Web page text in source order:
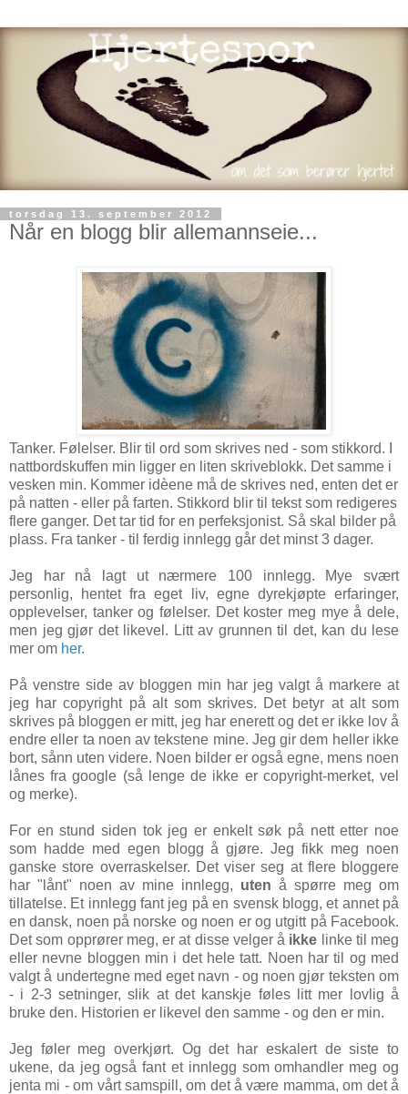
torsdag 13. september 2012
Når en blogg blir allemannseie...
Tanker. Følelser. Blir til ord som skrives ned - som stikkord. I
nattbordskuffen min ligger en liten skriveblokk. Det samme i
vesken min. Kommer idèene må de skrives ned, enten det er
på natten - eller på farten. Stikkord blir til tekst som redigeres
flere ganger. Det tar tid for en perfeksjonist. Så skal bilder på
plass. Fra tanker - til ferdig innlegg går det minst 3 dager.
Jeg har nå lagt ut nærmere 100 innlegg. Mye svært
personlig, hentet fra eget liv, egne dyrekjøpte erfaringer,
opplevelser, tanker og følelser. Det koster meg mye å dele,
men jeg gjør det likevel. Litt av grunnen til det, kan du lese
mer om her.
På venstre side av bloggen min har jeg valgt å markere at
jeg har copyright på alt som skrives. Det betyr at alt som
skrives på bloggen er mitt, jeg har enerett og det er ikke lov å
endre eller ta noen av tekstene mine. Jeg gir dem heller ikke
bort, sånn uten videre. Noen bilder er også egne, mens noen
lånes fra google (så lenge de ikke er copyright-merket, vel
og merke).
For en stund siden tok jeg er enkelt søk på nett etter noe
som hadde med egen blogg å gjøre. Jeg fikk meg noen
ganske store overraskelser. Det viser seg at flere bloggere
har "lånt" noen av mine innlegg, uten å spørre meg om
tillatelse. Et innlegg fant jeg på en svensk blogg, et annet på
en dansk, noen på norske og noen er og utgitt på Facebook.
Det som opprører meg, er at disse velger å ikke linke til meg
eller nevne bloggen min i det hele tatt. Noen har til og med
valgt å undertegne med eget navn - og noen gjør teksten om
- i 2-3 setninger, slik at det kanskje føles litt mer lovlig å
bruke den. Historien er likevel den samme - og den er min.
Jeg føler meg overkjørt. Og det har eskalert de siste to
ukene, da jeg også fant et innlegg som omhandler meg og
jenta mi - om vårt samspill, om det å være mamma, om det å